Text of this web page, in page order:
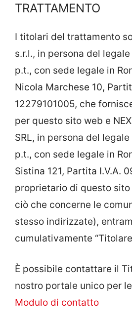
TRATTAMENTO
I titolari del trattamento
s.r.l., in persona del
p.t., con sede legale in
Nicola Marchese 10,
12279101005, che
per questo sito web e
SRL, in persona del
p.t., con sede legale in
Sistina 121, Partita I.V.A.
proprietario di questo
ciò che concerne le
stesso indirizzate),
cumulativamente
È possibile contattare il
nostro portale unico per
Modulo di contatto